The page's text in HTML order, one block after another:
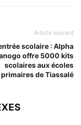
Article suivant
scolaire : Alpha
offre 5000 kits
scolaires aux écoles
primaires de Tiassalé